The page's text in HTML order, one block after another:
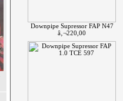
Downpipe Supressor FAP N47
â‚¬220,00